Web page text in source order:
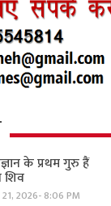
के प्रथम गुरु हैं
शिव
2026- 8:06 PM